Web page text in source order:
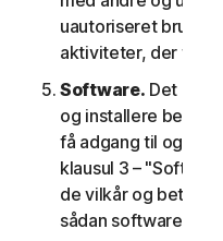
uautoriseret brug.
aktiviteter, der
Software. Det kan
og installere
få adgang til og for
klausul 3 –
de vilkår og
sådan software.